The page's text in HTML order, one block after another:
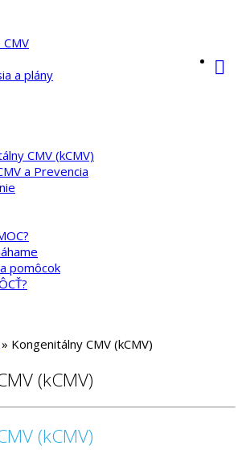
a plány
CMV (kCMV)
a Prevencia
pomôcok
» Kongenitálny CMV (kCMV)
(kCMV)
(kCMV)